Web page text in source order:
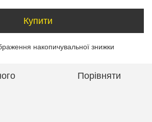
Купити
накопичувальної знижки
Порівняти